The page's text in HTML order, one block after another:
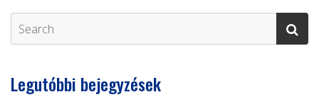
Legutóbbi bejegyzések